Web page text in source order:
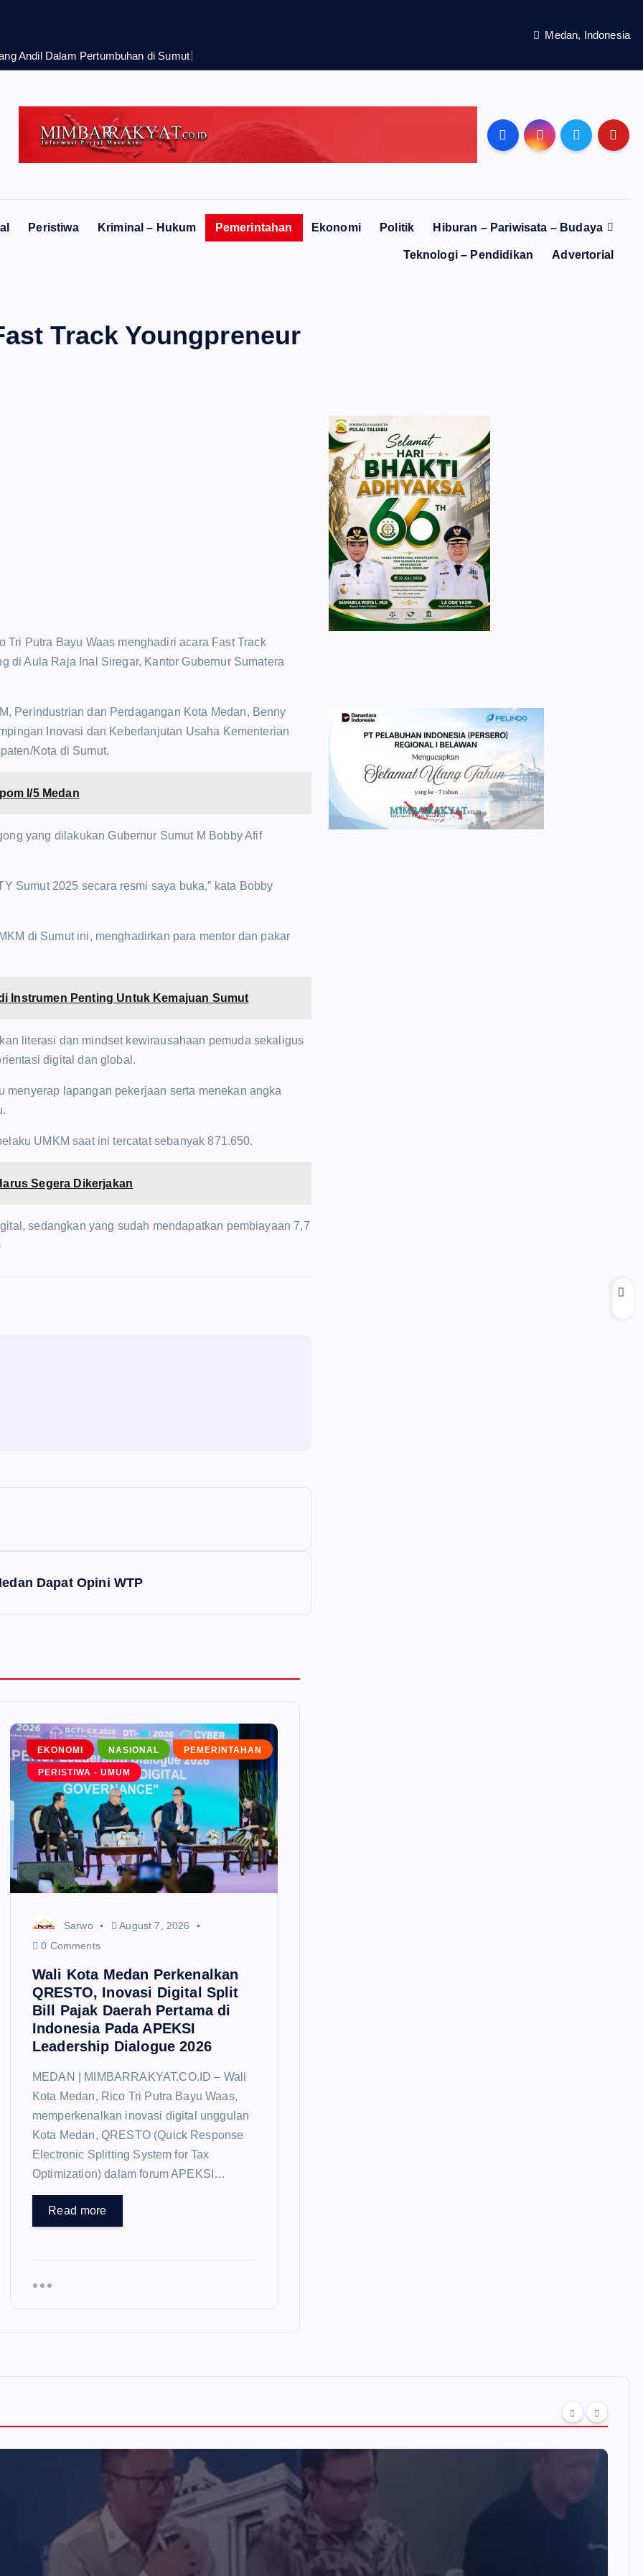
Andil Dalam Pertumbuhan di Sumut
Medan, Indonesia
Peristiwa Kriminal – Hukum Pemerintahan Ekonomi Politik Hiburan – Pariwisata – Budaya
Teknologi – Pendidikan Advertorial
Track Youngpreneur
Tri Putra Bayu Waas menghadiri acara Fast Track
di Aula Raja Inal Siregar, Kantor Gubernur Sumatera
Perindustrian dan Perdagangan Kota Medan, Benny
Inovasi dan Keberlanjutan Usaha Kementerian
Kota di Sumut.
I/5 Medan
yang dilakukan Gubernur Sumut M Bobby Afif
Sumut 2025 secara resmi saya buka,” kata Bobby
di Sumut ini, menghadirkan para mentor dan pakar
Instrumen Penting Untuk Kemajuan Sumut
literasi dan mindset kewirausahaan pemuda sekaligus
digital dan global.
lapangan pekerjaan serta menekan angka
UMKM saat ini tercatat sebanyak 871.650.
Segera Dikerjakan
sedangkan yang sudah mendapatkan pembiayaan 7,7
Dapat Opini WTP
EKONOMI NASIONAL PEMERINTAHAN
PERISTIWA - UMUM
Sarwo
August 7, 2026
0 Comments
Wali Kota Medan Perkenalkan
QRESTO, Inovasi Digital Split
Bill Pajak Daerah Pertama di
Indonesia Pada APEKSI
Leadership Dialogue 2026
MEDAN | MIMBARRAKYAT.CO.ID – Wali
Kota Medan, Rico Tri Putra Bayu Waas,
memperkenalkan inovasi digital unggulan
Kota Medan, QRESTO (Quick Response
Electronic Splitting System for Tax
Optimization) dalam forum APEKSI…
Read more